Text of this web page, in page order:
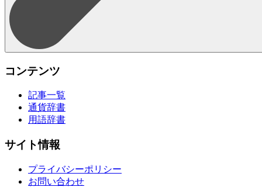
コンテンツ
記事一覧
通貨辞書
用語辞書
サイト情報
プライバシーポリシー
お問い合わせ